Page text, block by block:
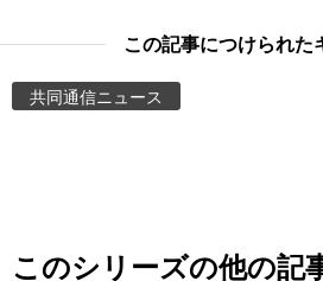
お知らせ
この記事につけられた
共同通信ニュース
このシリーズの他の記